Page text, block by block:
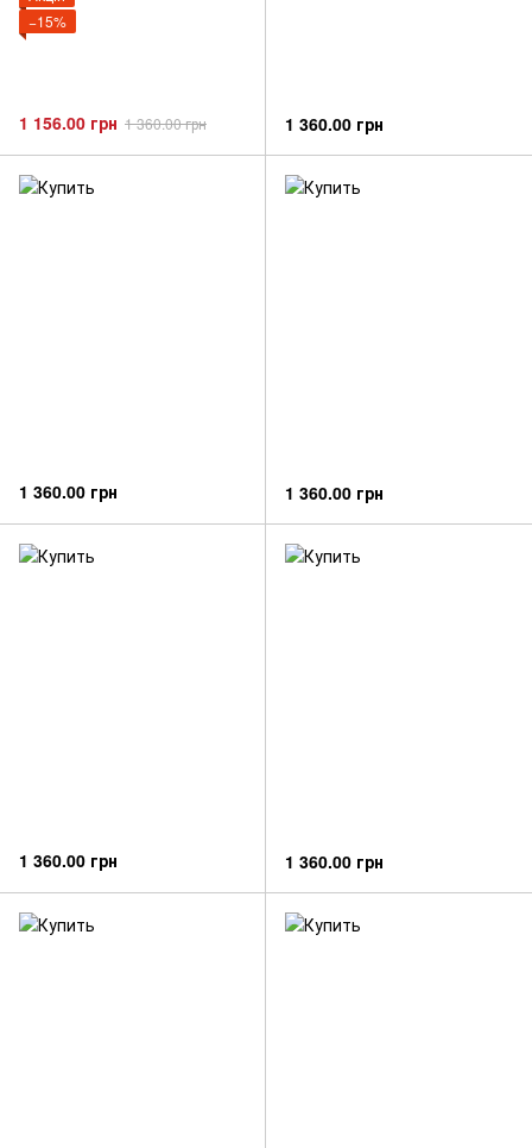
−15%
1 156.00 грн 1 360.00 грн 1 360.00 грн
1 360.00 грн 1 360.00 грн
1 360.00 грн 1 360.00 грн